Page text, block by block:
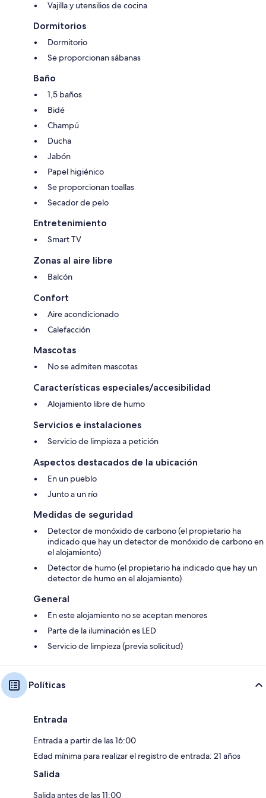
Vajilla y utensilios de cocina
Dormitorios
Dormitorio
Se proporcionan sábanas
Baño
1,5 baños
Bidé
Champú
Ducha
Jabón
Papel higiénico
Se proporcionan toallas
Secador de pelo
Entretenimiento
Smart TV
Zonas al aire libre
Balcón
Confort
Aire acondicionado
Calefacción
Mascotas
No se admiten mascotas
Características especiales/accesibilidad
Alojamiento libre de humo
Servicios e instalaciones
Servicio de limpieza a petición
Aspectos destacados de la ubicación
En un pueblo
Junto a un río
Medidas de seguridad
Detector de monóxido de carbono (el propietario ha
indicado que hay un detector de monóxido de carbono en
el alojamiento)
Detector de humo (el propietario ha indicado que hay un
detector de humo en el alojamiento)
General
En este alojamiento no se aceptan menores
Parte de la iluminación es LED
Servicio de limpieza (previa solicitud)
Políticas
Entrada
Entrada a partir de las 16:00
Edad mínima para realizar el registro de entrada: 21 años
Salida
Salida antes de las 11:00